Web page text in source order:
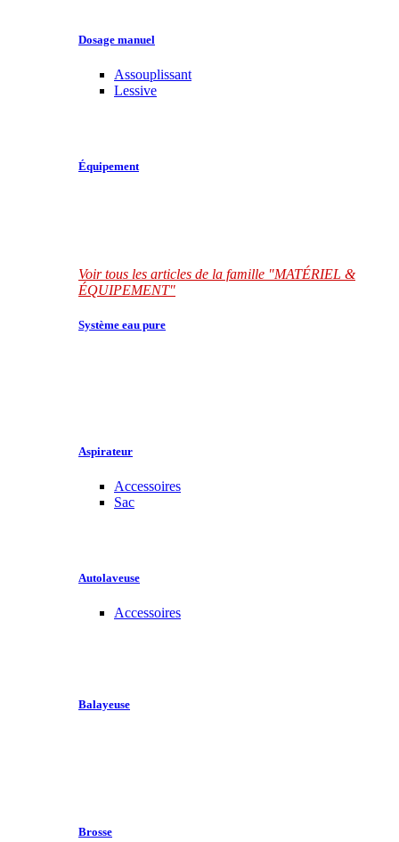
Dosage manuel
Assouplissant
Lessive
Équipement
Voir tous les articles de la famille "MATÉRIEL &
ÉQUIPEMENT"
Système eau pure
Aspirateur
Accessoires
Sac
Autolaveuse
Accessoires
Balayeuse
Brosse